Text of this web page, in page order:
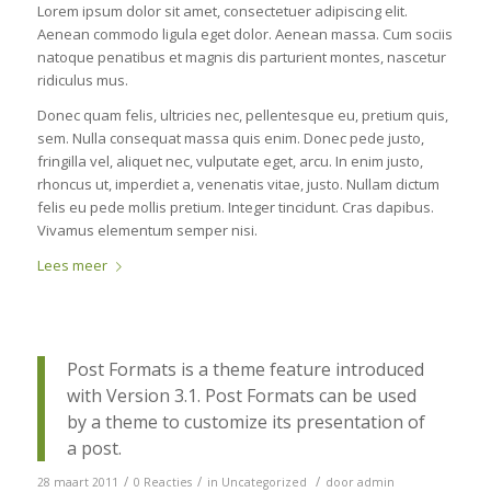
Lorem ipsum dolor sit amet, consectetuer adipiscing elit.
Aenean commodo ligula eget dolor. Aenean massa. Cum sociis
natoque penatibus et magnis dis parturient montes, nascetur
ridiculus mus.
Donec quam felis, ultricies nec, pellentesque eu, pretium quis,
sem. Nulla consequat massa quis enim. Donec pede justo,
fringilla vel, aliquet nec, vulputate eget, arcu. In enim justo,
rhoncus ut, imperdiet a, venenatis vitae, justo. Nullam dictum
felis eu pede mollis pretium. Integer tincidunt. Cras dapibus.
Vivamus elementum semper nisi.
Lees meer
Post Formats is a theme feature introduced
with Version 3.1. Post Formats can be used
by a theme to customize its presentation of
a post.
28 maart 2011 / 0 Reacties / in Uncategorized / door admin